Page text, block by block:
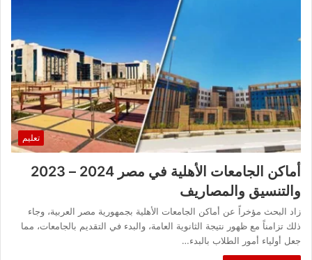
تعليم
أماكن الجامعات الأهلية في مصر 2024 – 2023
والتنسيق والمصاريف
زاد البحث مؤخراً عن أماكن الجامعات الأهلية بجمهورية مصر العربية، وجاء
ذلك تزامناً مع ظهور نتيجة الثانوية العامة، والبدء في التقديم بالجامعات، مما
جعل أولياء أمور الطلاب بالبدء…